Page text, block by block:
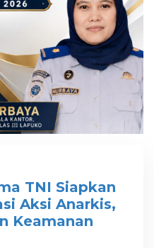
TNI Siapkan
Aksi Anarkis,
Keamanan